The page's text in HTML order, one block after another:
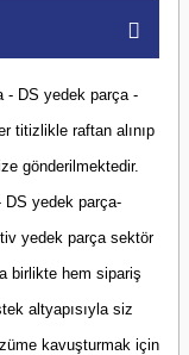
- DS yedek parça -
titizlikle raftan alınıp
gönderilmektedir.
DS yedek parça-
yedek parça sektör
birlikte hem sipariş
altyapısıyla siz
kavuşturmak için